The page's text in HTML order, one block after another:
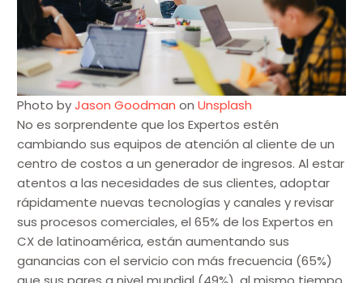
Photo byJason Goodman on Unsplash
No es sorprendente que los Expertos estén
cambiando sus equipos de atención al cliente de un
centro de costos a un generador de ingresos. Al estar
atentos a las necesidades de sus clientes, adoptar
rápidamente nuevas tecnologías y canales y revisar
sus procesos comerciales, el 65% de los Expertos en
CX de latinoamérica, están aumentando sus
ganancias con el servicio con más frecuencia (65%)